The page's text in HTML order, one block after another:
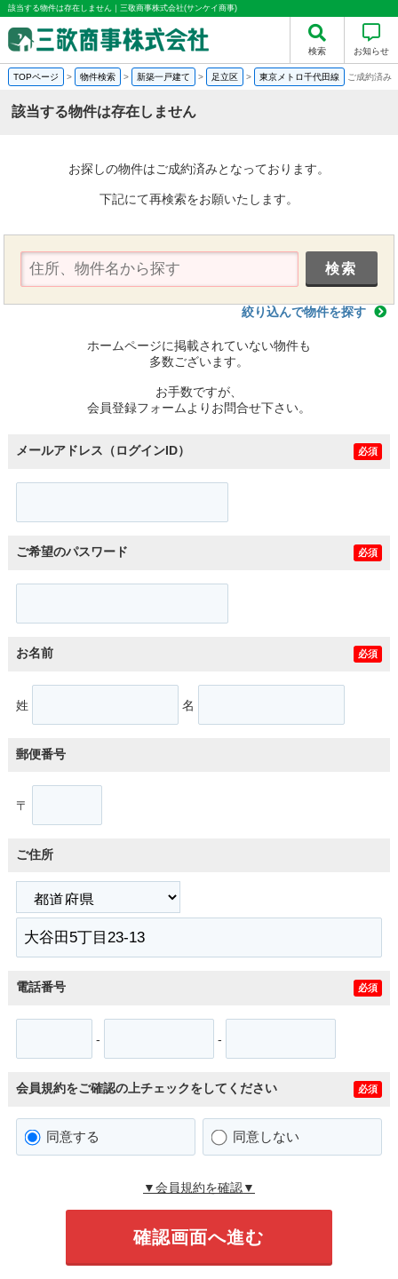
該当する物件は存在しません｜三敬商事株式会社(サンケイ商事)
検索 お知らせ
TOPページ > 物件検索 > 新築一戸建て > 足立区 > 東京メトロ千代田線 ご成約済み
該当する物件は存在しません
お探しの物件はご成約済みとなっております。
下記にて再検索をお願いたします。
絞り込んで物件を探す
ホームページに掲載されていない物件も
多数ございます。
お手数ですが、
会員登録フォームよりお問合せ下さい。
メールアドレス（ログインID） 必須
ご希望のパスワード 必須
お名前 必須
姓 名
郵便番号
〒
ご住所
電話番号 必須
- -
会員規約をご確認の上チェックをしてください 必須
同意する 同意しない
▼会員規約を確認▼